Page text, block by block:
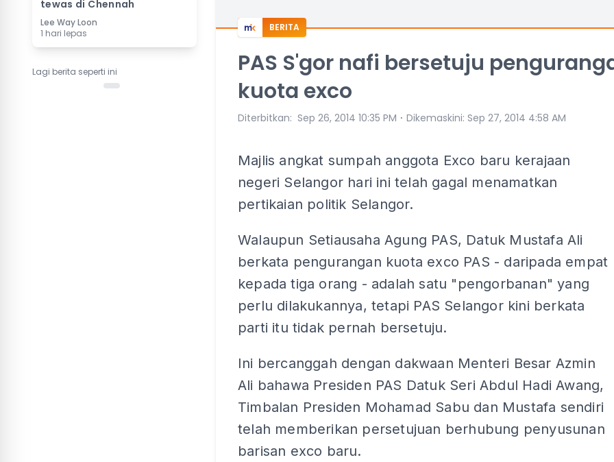
tewas di Chennah
Lee Way Loon
1 hari lepas
Lagi berita seperti ini
BERITA
PAS S'gor nafi bersetuju
kuota exco
Diterbitkan: Sep 26, 2014 10:35 PM ⋅ Dikemaskini: Sep 27, 2014 4:58 AM
Majlis angkat sumpah anggota Exco baru kerajaan
negeri Selangor hari ini telah gagal menamatkan
pertikaian politik Selangor.
Walaupun Setiausaha Agung PAS, Datuk Mustafa Ali
berkata pengurangan kuota exco PAS - daripada empat
kepada tiga orang - adalah satu "pengorbanan" yang
perlu dilakukannya, tetapi PAS Selangor kini berkata
parti itu tidak pernah bersetuju.
Ini bercanggah dengan dakwaan Menteri Besar Azmin
Ali bahawa Presiden PAS Datuk Seri Abdul Hadi Awang,
Timbalan Presiden Mohamad Sabu dan Mustafa sendiri
telah memberikan persetujuan berhubung penyusunan
barisan exco baru.